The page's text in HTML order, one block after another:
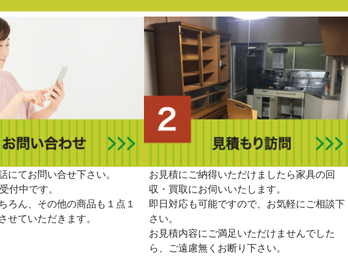
にてお問い合せ下さい。
付中です。
ろん、その他の商品も１点１
せていただきます。
お見積にご納得いただけましたら家具の回
収・買取にお伺いいたします。
即日対応も可能ですので、お気軽にご相談下
さい。
お見積内容にご満足いただけませんでした
ら、ご遠慮無くお断り下さい。